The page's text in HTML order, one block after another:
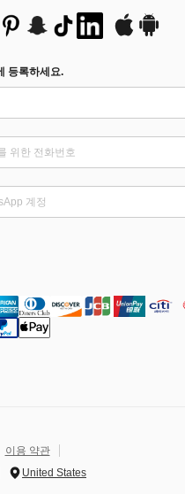
등록하세요.
이용 약관
United States